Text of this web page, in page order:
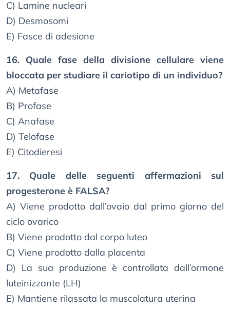
C) Lamine nucleari
D) Desmosomi
E) Fasce di adesione
16. Quale fase della divisione cellulare viene
bloccata per studiare il cariotipo di un individuo?
A) Metafase
B) Profase
C) Anafase
D) Telofase
E) Citodieresi
17. Quale delle seguenti affermazioni sul
progesterone è FALSA?
A) Viene prodotto dall’ovaio dal primo giorno del
ciclo ovarico
B) Viene prodotto dal corpo luteo
C) Viene prodotto dalla placenta
D) La sua produzione è controllata dall’ormone
luteinizzante (LH)
E) Mantiene rilassata la muscolatura uterina